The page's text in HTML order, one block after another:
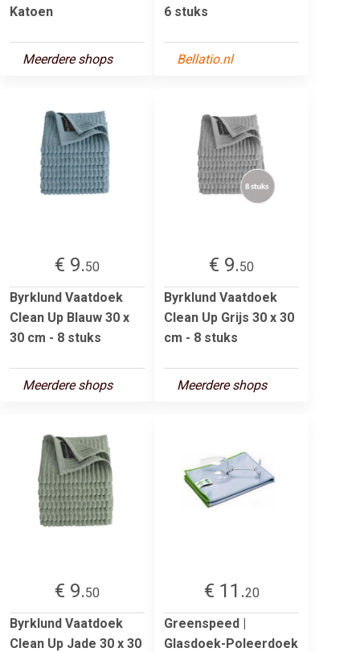
Katoen
Meerdere shops
6 stuks
Bellatio.nl
€ 9.50
Byrklund Vaatdoek
Clean Up Blauw 30 x
30 cm - 8 stuks
Meerdere shops
€ 9.50
Byrklund Vaatdoek
Clean Up Grijs 30 x 30
cm - 8 stuks
Meerdere shops
€ 9.50
Byrklund Vaatdoek
Clean Up Jade 30 x 30
€ 11.20
Greenspeed |
Glasdoek-Poleerdoek